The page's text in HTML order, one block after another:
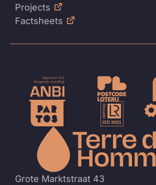
Projects
Factsheets
Grote Marktstraat 43